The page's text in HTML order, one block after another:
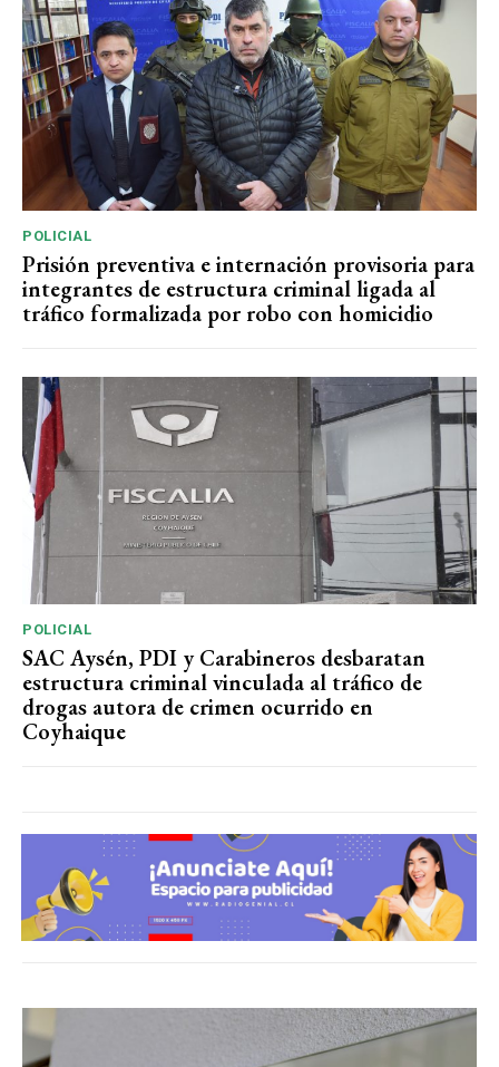
POLICIAL
Prisión preventiva e internación provisoria para
integrantes de estructura criminal ligada al
tráfico formalizada por robo con homicidio
POLICIAL
SAC Aysén, PDI y Carabineros desbaratan
estructura criminal vinculada al tráfico de
drogas autora de crimen ocurrido en
Coyhaique